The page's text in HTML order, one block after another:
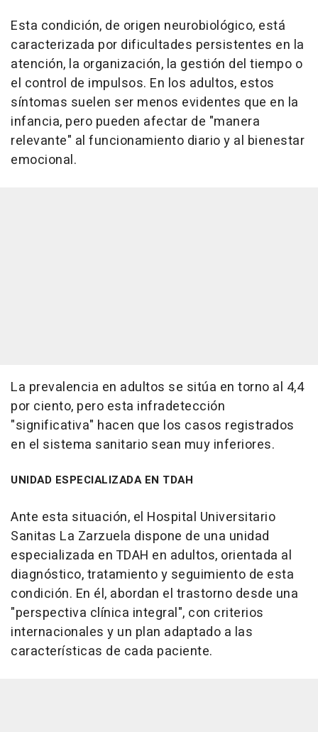
Esta condición, de origen neurobiológico, está
caracterizada por dificultades persistentes en la
atención, la organización, la gestión del tiempo o
el control de impulsos. En los adultos, estos
síntomas suelen ser menos evidentes que en la
infancia, pero pueden afectar de "manera
relevante" al funcionamiento diario y al bienestar
emocional.
La prevalencia en adultos se sitúa en torno al 4,4
por ciento, pero esta infradetección
"significativa" hacen que los casos registrados
en el sistema sanitario sean muy inferiores.
UNIDAD ESPECIALIZADA EN TDAH
Ante esta situación, el Hospital Universitario
Sanitas La Zarzuela dispone de una unidad
especializada en TDAH en adultos, orientada al
diagnóstico, tratamiento y seguimiento de esta
condición. En él, abordan el trastorno desde una
"perspectiva clínica integral", con criterios
internacionales y un plan adaptado a las
características de cada paciente.